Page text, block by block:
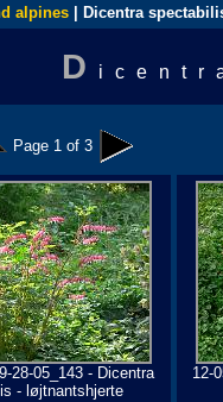
alpines | Dicentra
D
Page 1 of 3
28-05_143 - Dicentra
- løjtnantshjerte
12-